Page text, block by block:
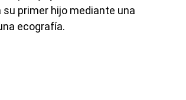
primer hijo mediante una
ecografía.